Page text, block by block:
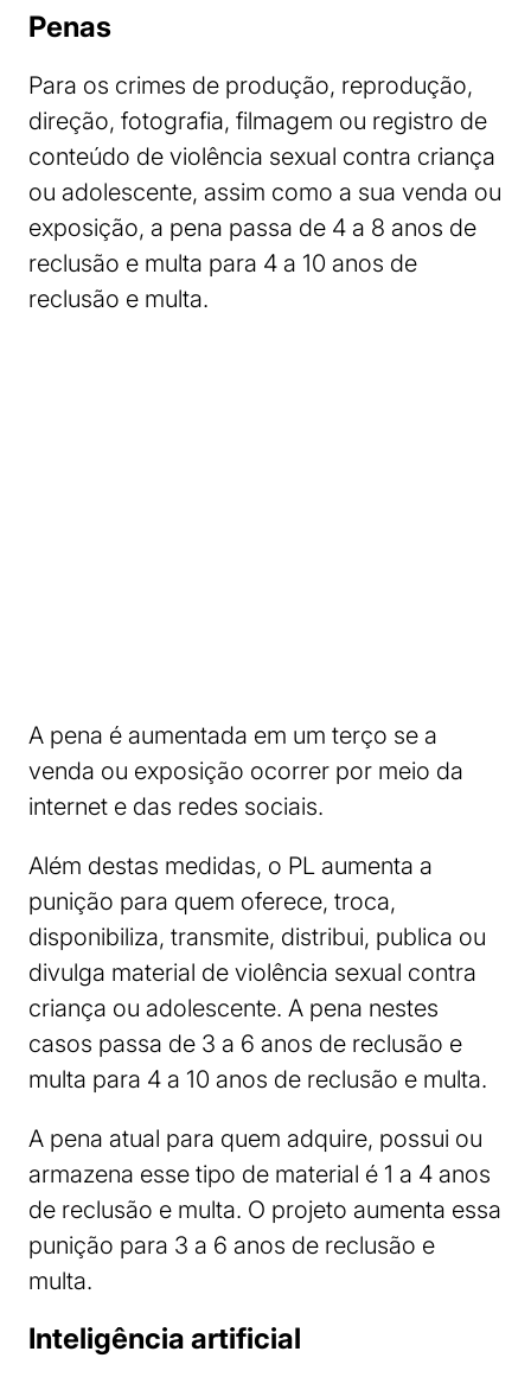
Penas
Para os crimes de produção, reprodução,
direção, fotografia, filmagem ou registro de
conteúdo de violência sexual contra criança
ou adolescente, assim como a sua venda ou
exposição, a pena passa de 4 a 8 anos de
reclusão e multa para 4 a 10 anos de
reclusão e multa.
A pena é aumentada em um terço se a
venda ou exposição ocorrer por meio da
internet e das redes sociais.
Além destas medidas, o PL aumenta a
punição para quem oferece, troca,
disponibiliza, transmite, distribui, publica ou
divulga material de violência sexual contra
criança ou adolescente. A pena nestes
casos passa de 3 a 6 anos de reclusão e
multa para 4 a 10 anos de reclusão e multa.
A pena atual para quem adquire, possui ou
armazena esse tipo de material é 1 a 4 anos
de reclusão e multa. O projeto aumenta essa
punição para 3 a 6 anos de reclusão e
multa.
Inteligência artificial